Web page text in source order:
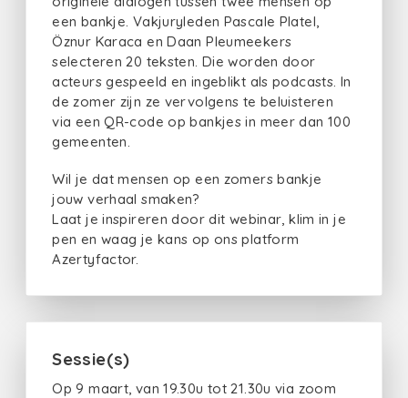
een bankje. Vakjuryleden Pascale Platel,
Öznur Karaca en Daan Pleumeekers
selecteren 20 teksten. Die worden door
acteurs gespeeld en ingeblikt als podcasts. In
de zomer zijn ze vervolgens te beluisteren
via een QR-code op bankjes in meer dan 100
gemeenten.
Wil je dat mensen op een zomers bankje
jouw verhaal smaken?
Laat je inspireren door dit webinar, klim in je
pen en waag je kans op ons platform
Azertyfactor.
Sessie(s)
Op 9 maart, van 19.30u tot 21.30u via zoom